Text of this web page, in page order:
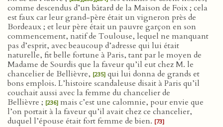
comme descendus d’un bâtard de la Maison de Foix ; cela
est faux car leur grand-père était un vigneron près de
Bordeaux ; et leur père était un pauvre garçon en son
commencement, natif de Toulouse, lequel ne manquant
pas d’esprit, avec beaucoup d’adresse qui lui était
naturelle, fit belle fortune à Paris, tant par le moyen de
Madame de Sourdis que la faveur qu’il eut chez M. le
chancelier de Bellièvre, [235] qui lui donna de grands et
bons emplois. L’histoire scandaleuse disait à Paris qu’il
couchait aussi avec la femme du chancelier de
Bellièvre ; [236] mais c’est une calomnie, pour envie que
l’on portait à la faveur qu’il avait chez ce chancelier,
duquel l’épouse était fort femme de bien. [73]